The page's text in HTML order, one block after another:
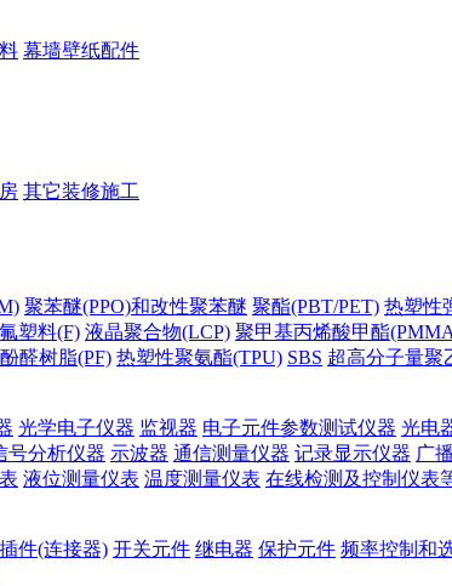
幕墙壁纸配件
其它装修施工
聚苯醚(PPO)和改性聚苯醚 聚酯(PBT/PET) 热塑性
氟塑料(F) 液晶聚合物(LCP) 聚甲基丙烯酸甲酯
酚醛树脂(PF) 热塑性聚氨酯(TPU) SBS 超高分子量聚
光学电子仪器 监视器 电子元件参数测试仪器 光电
号分析仪器 示波器 通信测量仪器 记录显示仪器 广
液位测量仪表 温度测量仪表 在线检测及控制仪表
件(连接器) 开关元件 继电器 保护元件 频率控制和